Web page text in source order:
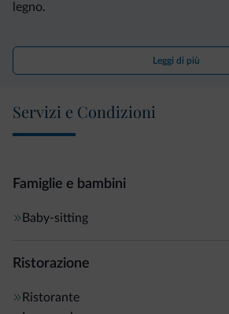
legno.
Il centro benessere del La Roccia
prenotare una varietà di trattamenti e
idromassaggio gratuiti, un'area relax
realizzate in legno locale, e una
mentre il ristorante vi attende con un
vini locali.
Leggi di più
Servizi e Condizioni
Famiglie e bambini
Baby-sitting
Ristorazione
Ristorante